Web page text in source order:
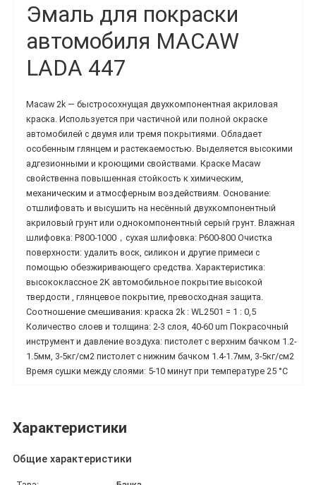
Эмаль для покраски
автомобиля MACAW
LADA 447
Macaw 2k — быстросохнущая двухкомпонентная акриловая
краска. Используется при частичной или полной окраске
автомобилей с двумя или тремя покрытиями. Обладает
особенным глянцем и растекаемостью. Выделяется высокими
адгезионными и кроющими свойствами. Краске Macaw
свойственна повышенная стойкость к химическим,
механическим и атмосферным воздействиям. Основание:
отшлифовать и высушить на несённый двухкомпонентный
акриловый грунт или однокомпонентный серый грунт. Влажная
шлифовка: P800-1000，сухая шлифовка: P600-800 Очистка
поверхности: удалить воск, силикон и другие примеси с
помощью обезжиривающего средства. Характеристика:
высококлассное 2K автомобильное покрытие высокой
твердости , глянцевое покрытие, превосходная защита.
Соотношение смешивания: краска 2k : WL2501 = 1 : 0,5
Количество слоев и толщина: 2-3 слоя, 40-60 um Покрасочный
инструмент и давление воздуха: пистолет с верхним бачком 1.2-
1.5мм, 3-5кг/см2 пистолет с нижним бачком 1.4-1.7мм, 3-5кг/см2
Время сушки между слоями: 5-10 минут при температуре 25 °C
Характеристики
Общие характеристики